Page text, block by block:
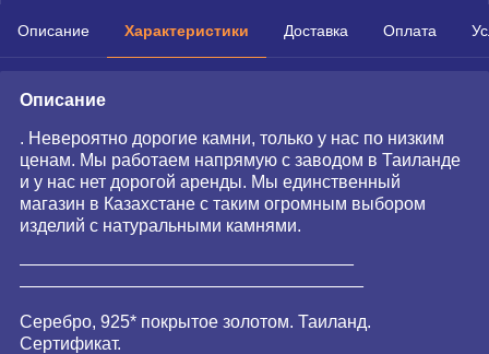
Описание Характеристики Доставка Оплата
Описание
. Невероятно дорогие камни, только у нас по низким
ценам. Мы работаем напрямую с заводом в Таиланде
и у нас нет дорогой аренды. Мы единственный
магазин в Казахстане с таким огромным выбором
изделий с натуральными камнями.
Серебро, 925* покрытое золотом. Таиланд.
Сертификат.